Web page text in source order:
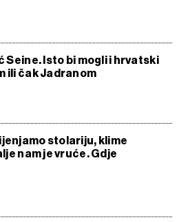
Seine. Isto bi mogli i hrvatski
ili čak Jadranom
stolariju, klime
nam je vruće. Gdje